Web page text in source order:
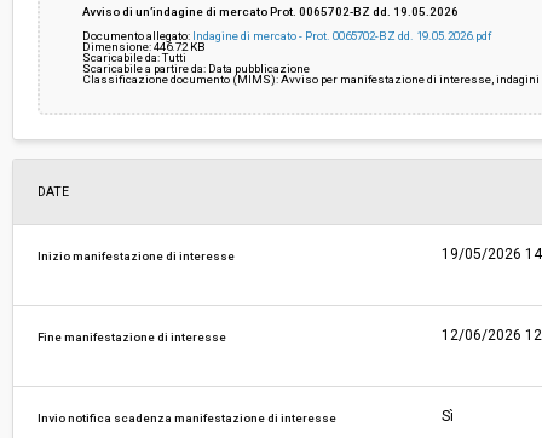
Avviso di un’indagine di mercato Prot. 0065702-BZ dd. 19.05.2026
Documento allegato: Indagine di mercato - Prot. 0065702-BZ dd. 19.05.2026.pdf
Dimensione: 446.72 KB
Scaricabile da: Tutti
Scaricabile a partire da: Data pubblicazione
Classificazione documento (MIMS): Avviso per manifestazione di interesse, indagini
DATE
Inizio manifestazione di interesse 19/05/2026
Fine manifestazione di interesse 12/06/2026
Invio notifica scadenza manifestazione di interesse Sì